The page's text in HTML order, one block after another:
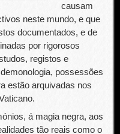
causam
neste mundo, e que
documentados, e de
por rigorosos
registos e
possessões
estão arquivadas nos
á magia negra, aos
tão reais como o